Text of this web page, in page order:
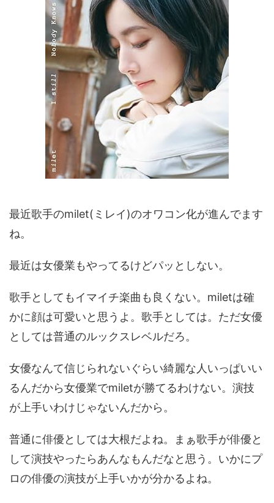
最近歌手のmilet(ミレイ)のオワコン化が進んでます
ね。
最近は女優業もやってるけどパッとしない。
歌手としてもイマイチ楽曲も良くない。miletは確
かに顔は可愛いと思うよ。歌手としては。ただ女優
としては普通のルックスレベルだろ。
女優なんて信じられないぐらい綺麗な人いっぱいい
るんだから女優業でmiletが勝てるわけない。演技
が上手いわけじゃないんだから。
普通に俳優としては大根だよね。まぁ歌手が俳優と
して演技やったらあんなもんだなと思う。いかにプ
ロの俳優の演技が上手いかが分かるよね。